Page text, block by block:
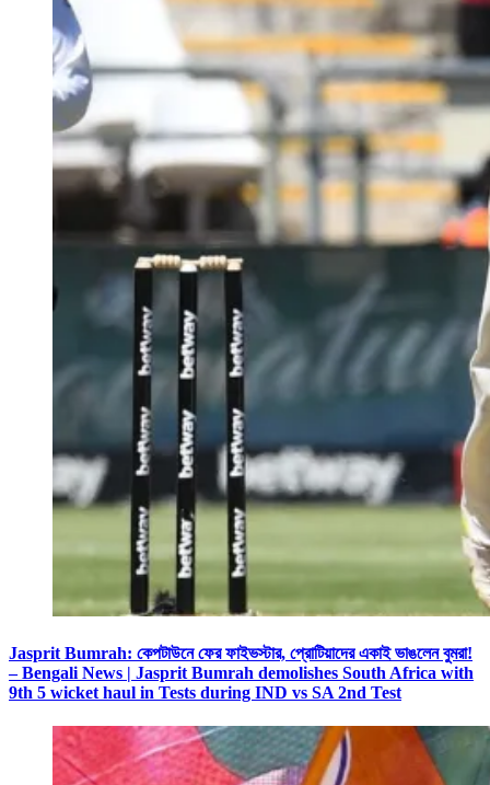
Jasprit Bumrah: কেপটাউনে ফের ফাইভস্টার, প্রোটিয়াদের একাই ভাঙলেন বুমরা!
– Bengali News | Jasprit Bumrah demolishes South Africa with
9th 5 wicket haul in Tests during IND vs SA 2nd Test